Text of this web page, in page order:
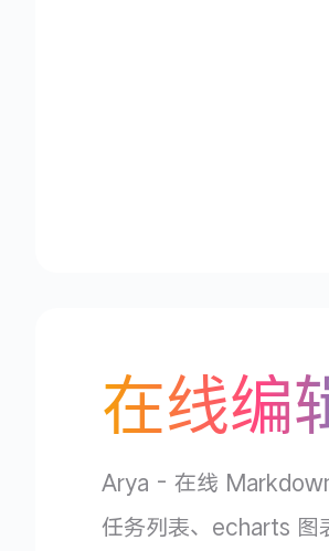
在线编
Arya - 在线
任务列表、echarts 图